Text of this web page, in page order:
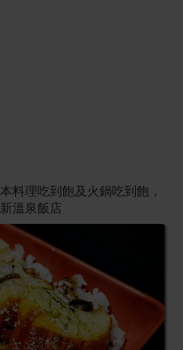
料理吃到飽及火鍋吃到飽，
溫泉飯店